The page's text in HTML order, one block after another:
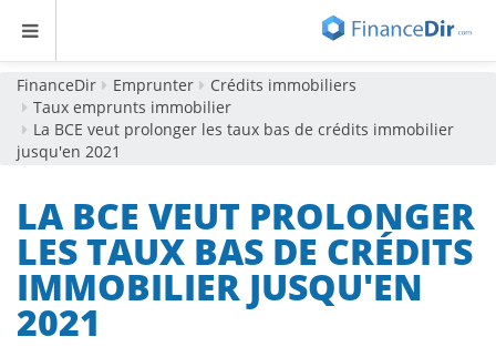
FinanceDir Emprunter
Crédits immobiliers
Taux emprunts immobilier
La BCE veut prolonger les taux bas de crédits immobilier
jusqu'en 2021
LA BCE VEUT PROLONGER
LES TAUX BAS DE CRÉDITS
IMMOBILIER JUSQU'EN
2021